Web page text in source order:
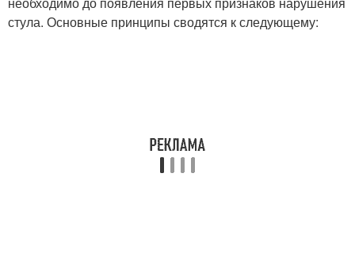
стула. Основные принципы сводятся к следующему: